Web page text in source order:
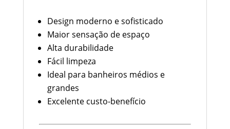
Design moderno e sofisticado
Maior sensação de espaço
Alta durabilidade
Fácil limpeza
Ideal para banheiros médios e
grandes
Excelente custo-benefício